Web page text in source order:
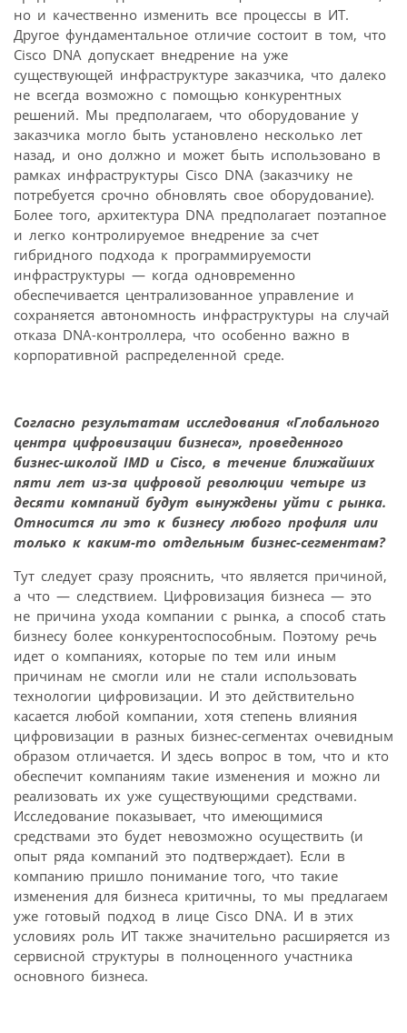
но и качественно изменить все процессы в ИТ.
Другое фундаментальное отличие состоит в том, что
Cisco DNA допускает внедрение на уже
существующей инфраструктуре заказчика, что далеко
не всегда возможно с помощью конкурентных
решений. Мы предполагаем, что оборудование у
заказчика могло быть установлено несколько лет
назад, и оно должно и может быть использовано в
рамках инфраструктуры Cisco DNA (заказчику не
потребуется срочно обновлять свое оборудование).
Более того, архитектура DNA предполагает поэтапное
и легко контролируемое внедрение за счет
гибридного подхода к программируемости
инфраструктуры — когда одновременно
обеспечивается централизованное управление и
сохраняется автономность инфраструктуры на случай
отказа DNA-контроллера, что особенно важно в
корпоративной распределенной среде.
Согласно результатам исследования «Глобального
центра цифровизации бизнеса», проведенного
бизнес-школой IMD и Cisco, в течение ближайших
пяти лет из-за цифровой революции четыре из
десяти компаний будут вынуждены уйти с рынка.
Относится ли это к бизнесу любого профиля или
только к каким-то отдельным бизнес-сегментам?
Тут следует сразу прояснить, что является причиной,
а что — следствием. Цифровизация бизнеса — это
не причина ухода компании с рынка, а способ стать
бизнесу более конкурентоспособным. Поэтому речь
идет о компаниях, которые по тем или иным
причинам не смогли или не стали использовать
технологии цифровизации. И это действительно
касается любой компании, хотя степень влияния
цифровизации в разных бизнес-сегментах очевидным
образом отличается. И здесь вопрос в том, что и кто
обеспечит компаниям такие изменения и можно ли
реализовать их уже существующими средствами.
Исследование показывает, что имеющимися
средствами это будет невозможно осуществить (и
опыт ряда компаний это подтверждает). Если в
компанию пришло понимание того, что такие
изменения для бизнеса критичны, то мы предлагаем
уже готовый подход в лице Cisco DNA. И в этих
условиях роль ИТ также значительно расширяется из
сервисной структуры в полноценного участника
основного бизнеса.